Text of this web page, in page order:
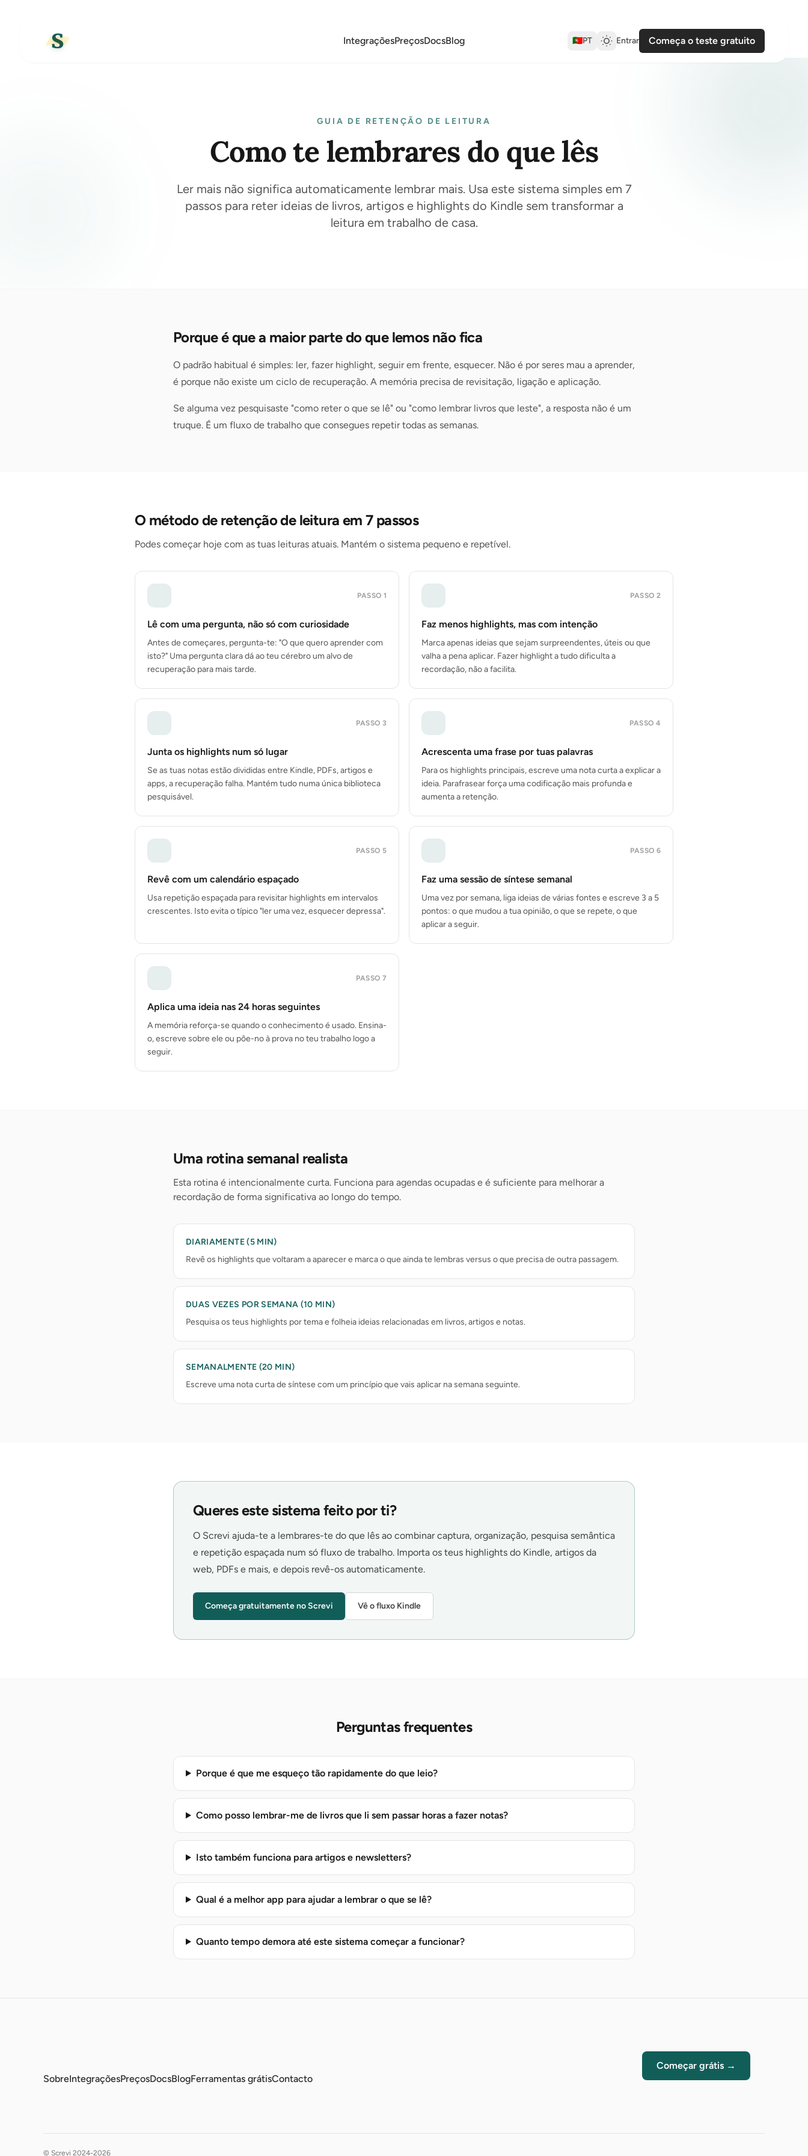
IntegraçõesPreçosDocsBlog 🇵🇹PT Entrar Começa o teste gratuito
GUIA DE RETENÇÃO DE LEITURA
Como te lembrares do que lês
Ler mais não significa automaticamente lembrar mais. Usa este sistema simples em 7
passos para reter ideias de livros, artigos e highlights do Kindle sem transformar a
leitura em trabalho de casa.
Porque é que a maior parte do que lemos não fica
O padrão habitual é simples: ler, fazer highlight, seguir em frente, esquecer. Não é por seres mau a aprender,
é porque não existe um ciclo de recuperação. A memória precisa de revisitação, ligação e aplicação.
Se alguma vez pesquisaste "como reter o que se lê" ou "como lembrar livros que leste", a resposta não é um
truque. É um fluxo de trabalho que consegues repetir todas as semanas.
O método de retenção de leitura em 7 passos
Podes começar hoje com as tuas leituras atuais. Mantém o sistema pequeno e repetível.
PASSO 1
Lê com uma pergunta, não só com curiosidade
Antes de começares, pergunta-te: "O que quero aprender com
isto?" Uma pergunta clara dá ao teu cérebro um alvo de
recuperação para mais tarde.
PASSO 2
Faz menos highlights, mas com intenção
Marca apenas ideias que sejam surpreendentes, úteis ou que
valha a pena aplicar. Fazer highlight a tudo dificulta a
recordação, não a facilita.
PASSO 3
Junta os highlights num só lugar
Se as tuas notas estão divididas entre Kindle, PDFs, artigos e
apps, a recuperação falha. Mantém tudo numa única biblioteca
pesquisável.
PASSO 4
Acrescenta uma frase por tuas palavras
Para os highlights principais, escreve uma nota curta a explicar a
ideia. Parafrasear força uma codificação mais profunda e
aumenta a retenção.
PASSO 5
Revê com um calendário espaçado
Usa repetição espaçada para revisitar highlights em intervalos
crescentes. Isto evita o típico "ler uma vez, esquecer depressa".
PASSO 6
Faz uma sessão de síntese semanal
Uma vez por semana, liga ideias de várias fontes e escreve 3 a 5
pontos: o que mudou a tua opinião, o que se repete, o que
aplicar a seguir.
PASSO 7
Aplica uma ideia nas 24 horas seguintes
A memória reforça-se quando o conhecimento é usado. Ensina-
o, escreve sobre ele ou põe-no à prova no teu trabalho logo a
seguir.
Uma rotina semanal realista
Esta rotina é intencionalmente curta. Funciona para agendas ocupadas e é suficiente para melhorar a
recordação de forma significativa ao longo do tempo.
DIARIAMENTE (5 MIN)
Revê os highlights que voltaram a aparecer e marca o que ainda te lembras versus o que precisa de outra passagem.
DUAS VEZES POR SEMANA (10 MIN)
Pesquisa os teus highlights por tema e folheia ideias relacionadas em livros, artigos e notas.
SEMANALMENTE (20 MIN)
Escreve uma nota curta de síntese com um princípio que vais aplicar na semana seguinte.
Queres este sistema feito por ti?
O Screvi ajuda-te a lembrares-te do que lês ao combinar captura, organização, pesquisa semântica
e repetição espaçada num só fluxo de trabalho. Importa os teus highlights do Kindle, artigos da
web, PDFs e mais, e depois revê-os automaticamente.
Começa gratuitamente no Screvi Vê o fluxo Kindle
Perguntas frequentes
Porque é que me esqueço tão rapidamente do que leio?
Como posso lembrar-me de livros que li sem passar horas a fazer notas?
Isto também funciona para artigos e newsletters?
Qual é a melhor app para ajudar a lembrar o que se lê?
Quanto tempo demora até este sistema começar a funcionar?
SobreIntegraçõesPreçosDocsBlogFerramentas grátisContacto
Começar grátis →
© Screvi 2024-2026